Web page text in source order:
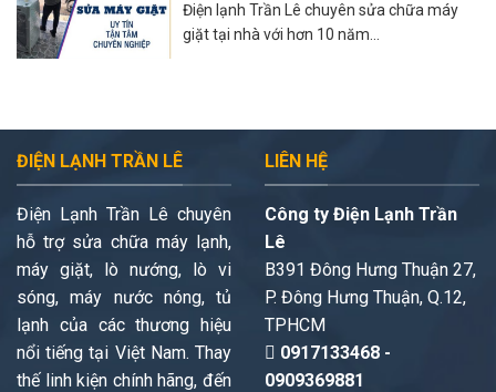
Điện lạnh Trần Lê chuyên sửa chữa máy
giặt tại nhà với hơn 10 năm...
ĐIỆN LẠNH TRẦN LÊ
Điện Lạnh Trần Lê chuyên
hỗ trợ sửa chữa máy lạnh,
máy giặt, lò nướng, lò vi
sóng, máy nước nóng, tủ
lạnh của các thương hiệu
nổi tiếng tại Việt Nam. Thay
thế linh kiện chính hãng, đến
LIÊN HỆ
Công ty Điện Lạnh Trần
Lê
B391 Đông Hưng Thuận 27,
P. Đông Hưng Thuận, Q.12,
TPHCM
0917133468 -
0909369881